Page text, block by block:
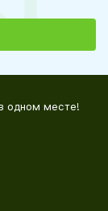
одном месте!